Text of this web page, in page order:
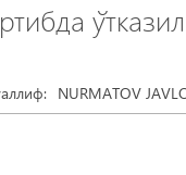
NURMATOV